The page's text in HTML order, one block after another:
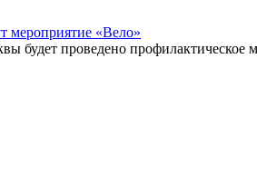
мероприятие «Вело»
будет проведено профилактическое